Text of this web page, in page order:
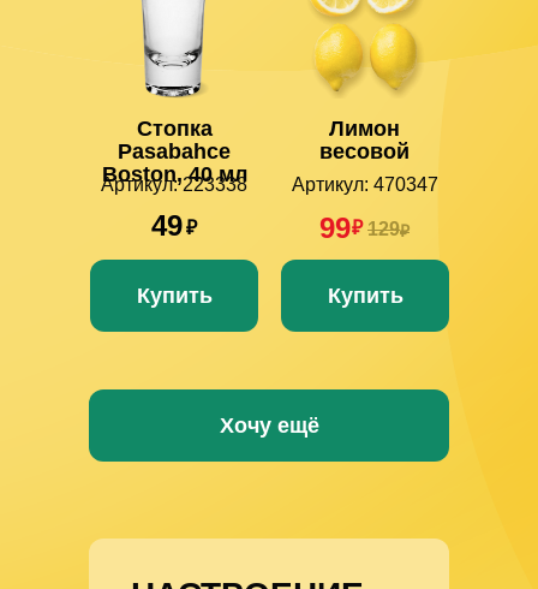
Стопка
Pasabahce
Boston, 40 мл
Артикул: 223338
Хочу ещё
Купить
Лимон
весовой
Артикул: 470347
Купить
99₽ 129₽
49₽